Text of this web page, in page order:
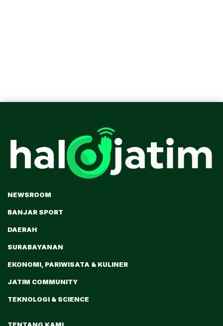
NEWSROOM
BANJAR SPORT
DAERAH
SURABAYANAN
EKONOMI, PARIWISATA & KULINER
JATIM COMMUNITY
TEKNOLOGI & SCIENCE